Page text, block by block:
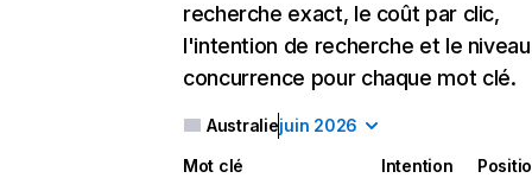
recherche exact, le coût par clic,
l'intention de recherche et le
concurrence pour chaque mot clé.
Australiejuin 2026
Mot clé Intention